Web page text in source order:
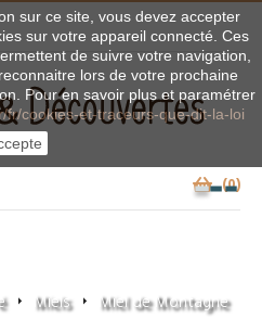
0
Miels Miel de Montagne
sur ce site, vous devez accepter
sur votre appareil connecté. Ces
de suivre votre navigation,
lors de votre prochaine
Pour en savoir plus et paramétrer
fr/cookies-et-traceurs-que-dit-la-loi